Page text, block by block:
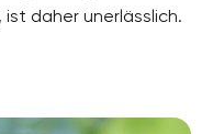
daher unerlässlich.